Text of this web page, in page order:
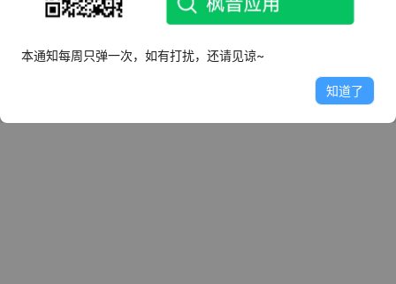
本通知每周只弹一次，如有打扰，还请见谅~
知道了